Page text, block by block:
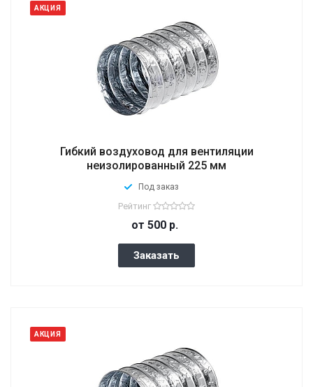
АКЦИЯ
Гибкий воздуховод для вентиляции
неизолированный 225 мм
Под заказ
Рейтинг
от 500 р.
Заказать
АКЦИЯ